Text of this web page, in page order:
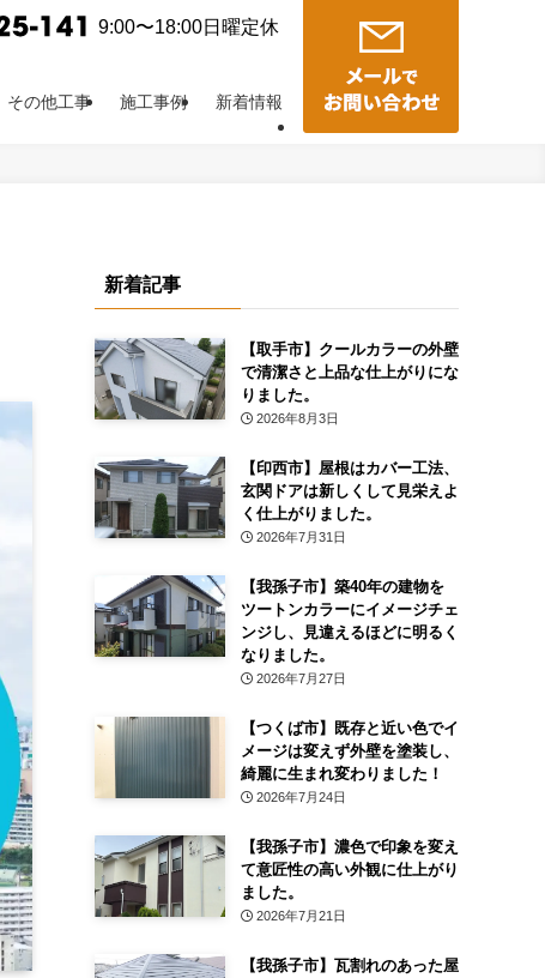
9:00〜18:00日曜定休
その他工事 施工事例 新着情報
新着記事
【取手市】クールカラーの外壁
で清潔さと上品な仕上がりにな
りました。
2026年8月3日
【印西市】屋根はカバー工法、
玄関ドアは新しくして見栄えよ
く仕上がりました。
2026年7月31日
【我孫子市】築40年の建物を
ツートンカラーにイメージチェ
ンジし、見違えるほどに明るく
なりました。
2026年7月27日
【つくば市】既存と近い色でイ
メージは変えず外壁を塗装し、
綺麗に生まれ変わりました！
2026年7月24日
【我孫子市】濃色で印象を変え
て意匠性の高い外観に仕上がり
ました。
2026年7月21日
【我孫子市】瓦割れのあった屋